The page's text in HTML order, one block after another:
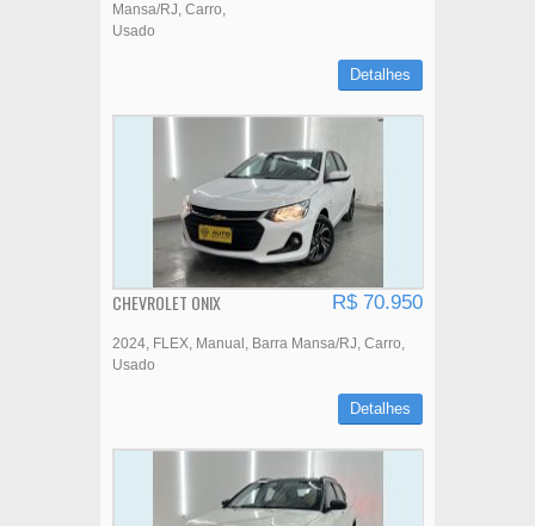
Mansa/RJ Carro
Usado
Detalhes
CHEVROLET ONIX R$ 70.950
2024 FLEX Manual Barra Mansa/RJ Carro
Usado
Detalhes